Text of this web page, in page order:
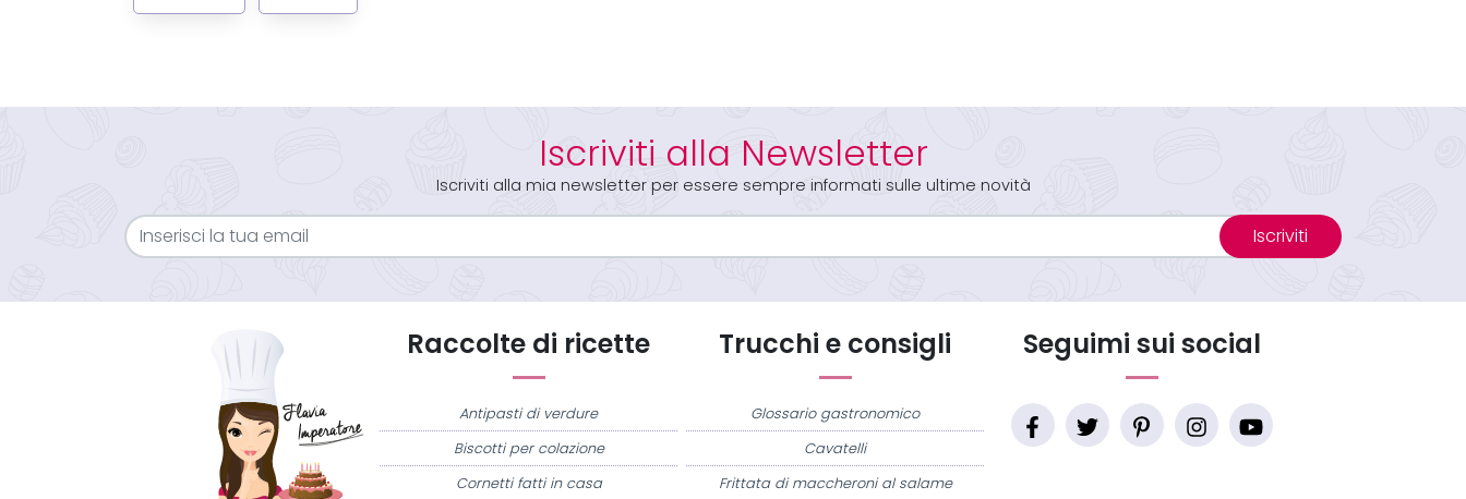
Iscriviti alla Newsletter
Iscriviti alla mia newsletter per essere sempre informati sulle ultime novità
Iscriviti
Raccolte di ricette
Antipasti di verdure
Biscotti per colazione
Cornetti fatti in casa
Trucchi e consigli
Glossario gastronomico
Cavatelli
Frittata di maccheroni al salame
Seguimi sui social